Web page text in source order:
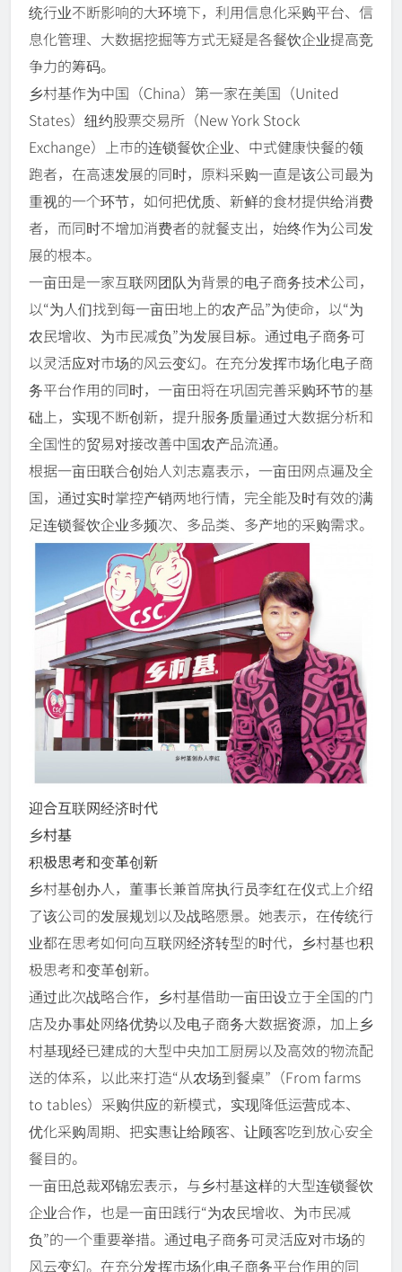
统行业不断影响的大环境下，利用信息化采购平台、信
息化管理、大数据挖掘等方式无疑是各餐饮企业提高竞
争力的筹码。
乡村基作为中国（China）第一家在美国（United
States）纽约股票交易所（New York Stock
Exchange）上市的连锁餐饮企业、中式健康快餐的领
跑者，在高速发展的同时，原料采购一直是该公司最为
重视的一个环节，如何把优质、新鲜的食材提供给消费
者，而同时不增加消费者的就餐支出，始终作为公司发
展的根本。
一亩田是一家互联网团队为背景的电子商务技术公司，
以“为人们找到每一亩田地上的农产品”为使命，以“为
农民增收、为市民减负”为发展目标。通过电子商务可
以灵活应对市场的风云变幻。在充分发挥市场化电子商
务平台作用的同时，一亩田将在巩固完善采购环节的基
础上，实现不断创新，提升服务质量通过大数据分析和
全国性的贸易对接改善中国农产品流通。
根据一亩田联合创始人刘志嘉表示，一亩田网点遍及全
国，通过实时掌控产销两地行情，完全能及时有效的满
足连锁餐饮企业多频次、多品类、多产地的采购需求。
迎合互联网经济时代
乡村基
积极思考和变革创新
乡村基创办人，董事长兼首席执行员李红在仪式上介绍
了该公司的发展规划以及战略愿景。她表示，在传统行
业都在思考如何向互联网经济转型的时代，乡村基也积
极思考和变革创新。
通过此次战略合作，乡村基借助一亩田设立于全国的门
店及办事处网络优势以及电子商务大数据资源，加上乡
村基现经已建成的大型中央加工厨房以及高效的物流配
送的体系，以此来打造“从农场到餐桌”（From farms
to tables）采购供应的新模式，实现降低运营成本、
优化采购周期、把实惠让给顾客、让顾客吃到放心安全
餐目的。
一亩田总裁邓锦宏表示，与乡村基这样的大型连锁餐饮
企业合作，也是一亩田践行“为农民增收、为市民减
负”的一个重要举措。通过电子商务可灵活应对市场的
风云变幻。在充分发挥市场化电子商务平台作用的同